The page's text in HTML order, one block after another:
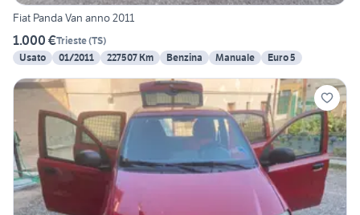
Fiat Panda Van anno 2011
1.000 €Trieste(TS)
Usato
01/2011 227507 Km Benzina Manuale Euro 5